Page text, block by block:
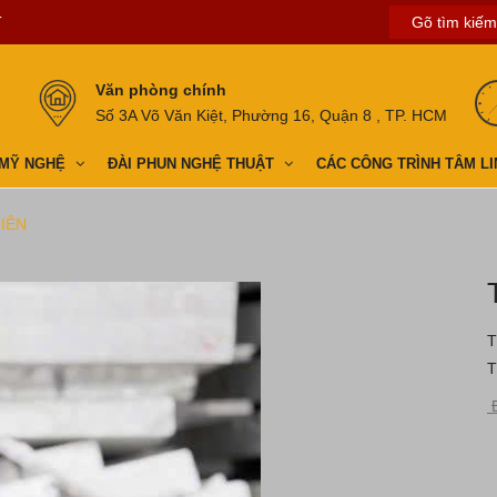
Văn phòng chính
Số 3A Võ Văn Kiệt, Phường 16, Quận 8 , TP. HCM
NGHỆ ĐÀI PHUN NGHỆ THUẬT CÁC CÔNG TRÌNH TÂM